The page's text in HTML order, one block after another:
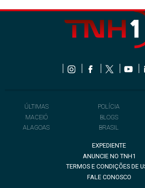
ÚLTIMAS
MACEIÓ
ALAGOAS
POLÍCIA
BLOGS
BRASIL
EXPEDIENTE
ANUNCIE NO TNH1
TERMOS E CONDIÇÕES DE
FALE CONOSCO